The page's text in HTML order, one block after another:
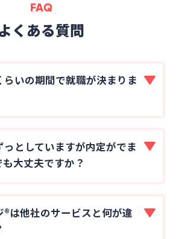
FAQ
くある質問
らいの期間で就職が決まりま
としていますが内定がでま
大丈夫ですか？
®は他社のサービスと何が違